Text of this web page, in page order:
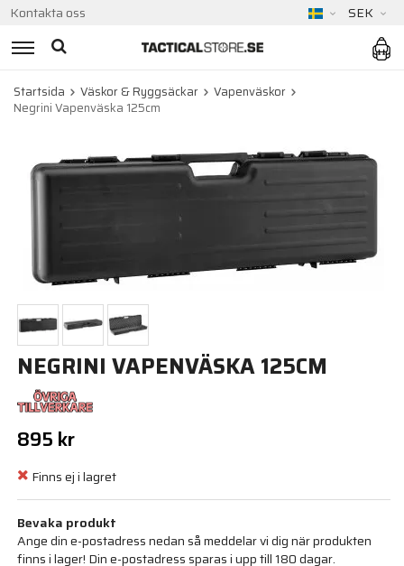
Kontakta oss SEK
Startsida Väskor & Ryggsäckar
Vapenväskor
Negrini Vapenväska 125cm
NEGRINI VAPENVÄSKA 125CM
895 kr
Finns ej i lagret
Bevaka produkt
Ange din e-postadress nedan så meddelar vi dig när produkten
finns i lager! Din e-postadress sparas i upp till 180 dagar.